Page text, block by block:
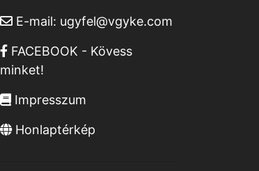
E-mail: ugyfel@vgyke.com
FACEBOOK - Kövess
minket!
Impresszum
Honlaptérkép